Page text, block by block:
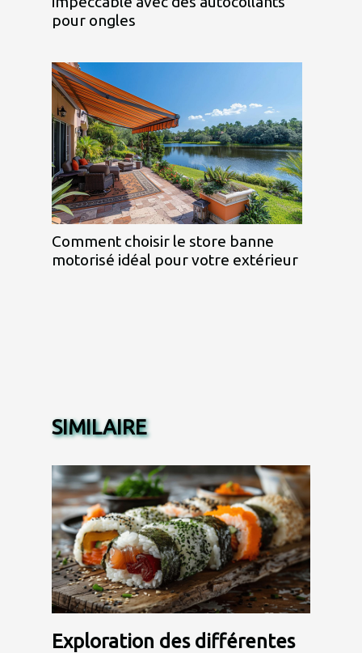
pour ongles
Comment choisir le store banne
motorisé idéal pour votre extérieur
SIMILAIRE
Exploration des différentes